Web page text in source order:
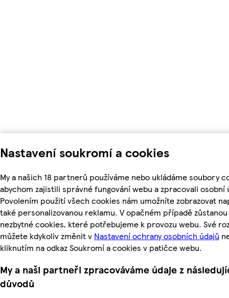
Nastavení soukromí a cookies
My a našich 18 partnerů používáme nebo ukládáme soubory
abychom zajistili správné fungování webu a zpracovali osobní
Povolením použití všech cookies nám umožníte zobrazovat
také personalizovanou reklamu. V opačném případě
nezbytné cookies, které potřebujeme k provozu webu. Své
můžete kdykoliv změnit v Nastavení ochrany osobních údajů
kliknutím na odkaz Soukromí a cookies v patičce webu.
My a naši partneři zpracováváme údaje z
důvodů